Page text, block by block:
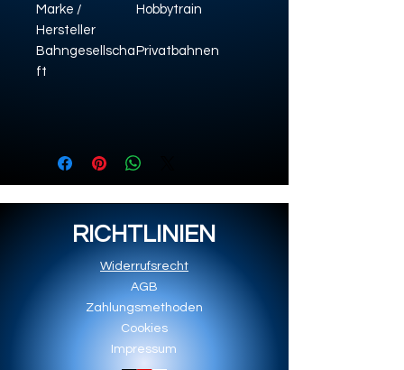
Marke /
Hersteller
Hobbytrain
Bahngesellscha
ft
Privatbahnen
RICHTLINIEN
Widerrufsrecht
AGB
Zahlungsmethoden
Cookies
Impressum